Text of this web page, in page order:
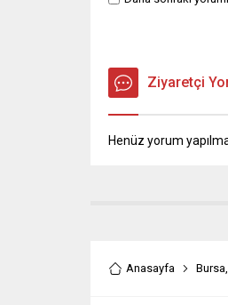
Ziyaretçi
Henüz yorum
Anasayfa Bursa,